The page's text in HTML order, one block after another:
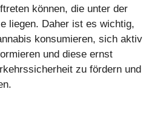
können, die unter der
liegen. Daher ist es wichtig,
konsumieren, sich aktiv
und diese ernst
zu fördern und